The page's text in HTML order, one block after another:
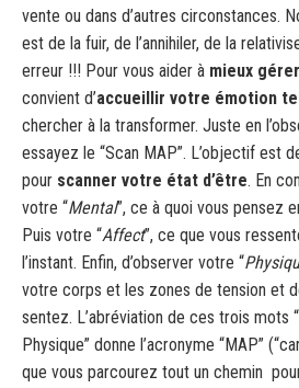
vente ou dans d’autres circonstances.
est de la fuir, de l’annihiler, de la
erreur !!! Pour vous aider à mieux
convient d’accueillir votre émotion
chercher à la transformer. Juste en
essayez le “Scan MAP”. L’objectif est
pour scanner votre état d’être. En
votre “Mental”, ce à quoi vous pensez
Puis votre “Affect”, ce que vous
l’instant. Enfin, d’observer votre “
votre corps et les zones de tension et
sentez. L’abréviation de ces trois mots
Physique” donne l’acronyme “MAP”
que vous parcourez tout un chemin